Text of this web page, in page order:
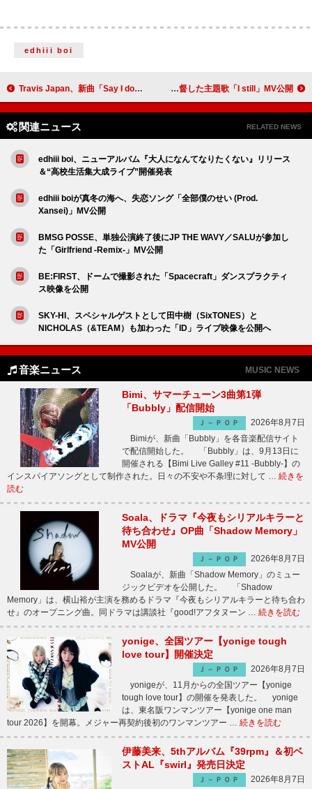
edhiii boi
Travis Japan、新曲「Say I do」MVなどチラ見せ milet、映画『知らないカノジョ』のメガホンをとった三木孝浩が監督した主題歌「I still」MV公開
関連ニュース RELATED NEWS
edhiii boi、ニューアルバム『大人になんてなりたくない』リリース
＆“高校生活集大成ライブ”開催発表
edhiii boiが真冬の海へ、失恋ソング「全部僕のせい (Prod.
Xansei)」MV公開
BMSG POSSE、単独公演終了後にJP THE WAVY／SALUが参加し
た「Girlfriend -Remix-」MV公開
BE:FIRST、ドームで撮影された「Spacecraft」ダンスプラクティ
ス映像を公開
SKY-HI、スペシャルゲストとして田中樹（SixTONES）と
NICHOLAS（&TEAM）も加わった「ID」ライブ映像を公開へ
音楽ニュース MUSIC NEWS
Bimi、サマーチューン3曲第1弾
「Bubbly」配信開始
Ｊ－ＰＯＰ
2026年8月7日
Bimiが、新曲「Bubbly」を各音楽配信サイト
で配信開始した。 「Bubbly」は、9月13日に
開催される【Bimi Live Galley #11 -Bubbly-】の
インスパイアソングとして制作された。日々の不安や不条理に対して … 続きを
読む
Soala、ドラマ『今夜もシリアルキラーと
待ち合わせ』OP曲「Shadow Memory」
MV公開
Ｊ－ＰＯＰ
2026年8月7日
Soalaが、新曲「Shadow Memory」のミュー
ジックビデオを公開した。 「Shadow
Memory」は、横山裕が主演を務めるドラマ『今夜もシリアルキラーと待ち合わ
せ』のオープニング曲。同ドラマは講談社『good!アフタヌーン … 続きを読む
yonige、全国ツアー【yonige tough
love tour】開催決定
Ｊ－ＰＯＰ
2026年8月7日
yonigeが、11月からの全国ツアー【yonige
tough love tour】の開催を発表した。 yonige
は、東名阪ワンマンツアー【yonige one man
tour 2026】を開幕。メジャー再契約後初のワンマンツアー … 続きを読む
伊藤美来、5thアルバム『39rpm』＆初ベ
ストAL『swirl』発売日決定
Ｊ－ＰＯＰ
2026年8月7日